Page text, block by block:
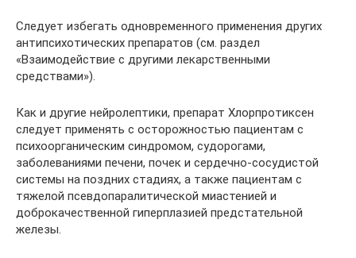
Следует избегать одновременного применения других
антипсихотических препаратов (см. раздел
«Взаимодействие с другими лекарственными
средствами»).
Как и другие нейролептики, препарат Хлорпротиксен
следует применять с осторожностью пациентам с
психоорганическим синдромом, судорогами,
заболеваниями печени, почек и сердечно-сосудистой
системы на поздних стадиях, а также пациентам с
тяжелой псевдопаралитической миастенией и
доброкачественной гиперплазией предстательной
железы.